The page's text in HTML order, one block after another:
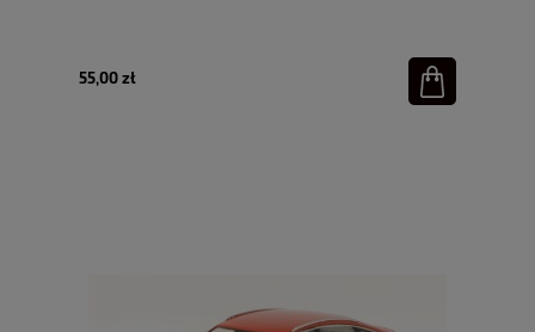
55,00 zł